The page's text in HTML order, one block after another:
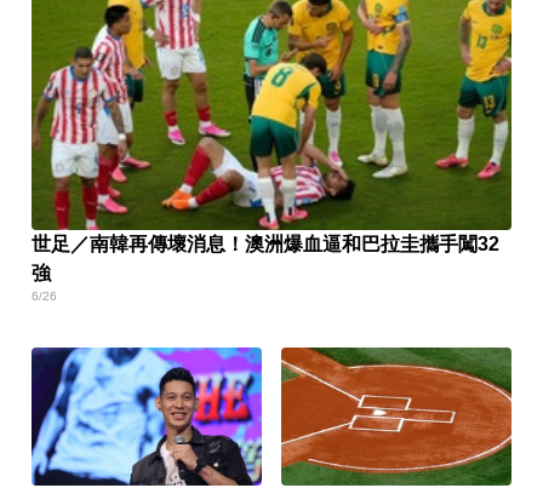
世足／南韓再傳壞消息！澳洲爆血逼和巴拉圭攜手闖32
強
6/26